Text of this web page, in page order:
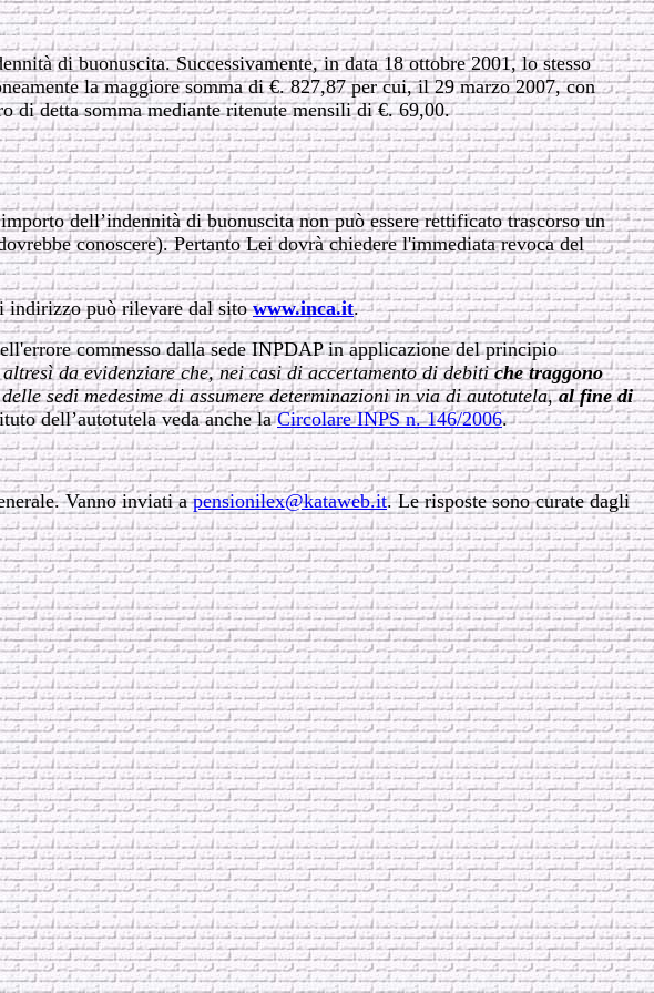
di buonuscita. Successivamente, in data 18 ottobre 2001, lo stesso
la maggiore somma di €. 827,87 per cui, il 29 marzo 2007, con
di detta somma mediante ritenute mensili di €. 69,00.
dell’indennità di buonuscita non può essere rettificato trascorso un
conoscere). Pertanto Lei dovrà chiedere l'immediata revoca del
indirizzo può rilevare dal sitowww.inca.it.
commesso dalla sede INPDAP in applicazione del principio
da evidenziare che, nei casi di accertamento di debitiche traggono
sedi medesime di assumere determinazioni in via di autotutela,al fine di
dell’autotutela veda anche laCircolare INPS n. 146/2006.
Vanno inviati apensionilex@kataweb.it. Le risposte sono curate dagli